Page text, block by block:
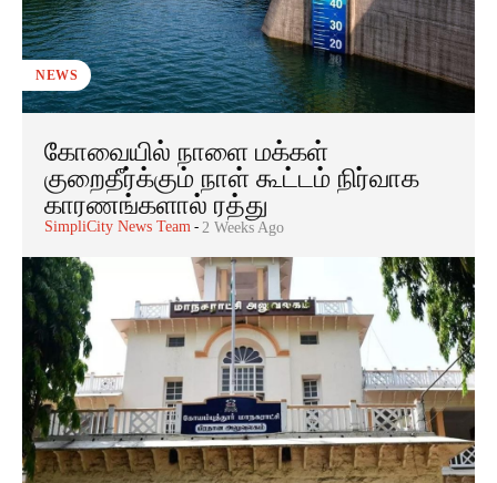
NEWS
கோவையில் நாளை மக்கள்
குறைதீர்க்கும் நாள் கூட்டம் நிர்வாக
காரணங்களால் ரத்து
SimpliCity News Team - 2 Weeks Ago